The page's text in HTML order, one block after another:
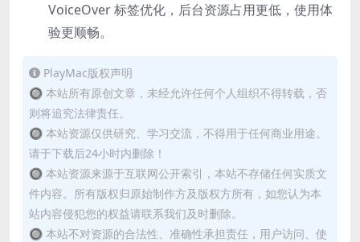
VoiceOver 标签优化，后台资源占用更低，使用体
验更顺畅。
PlayMac版权声明
🔘 本站所有原创文章，未经允许任何个人组织不得转载，否
则将追究法律责任。
🔘 本站资源仅供研究、学习交流，不得用于任何商业用途。
请于下载后24小时内删除！
🔘 本站资源来源于互联网公开索引，本站不存储任何实质文
件内容。所有版权归原始制作方及版权方所有，如您认为本
站内容侵犯您的权益请联系我们及时删除。
🔘 本站不对资源的合法性、准确性承担责任，用户访问、使